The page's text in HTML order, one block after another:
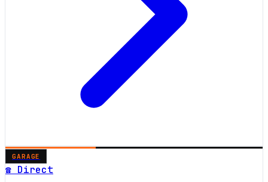
GARAGE
☎ Direct